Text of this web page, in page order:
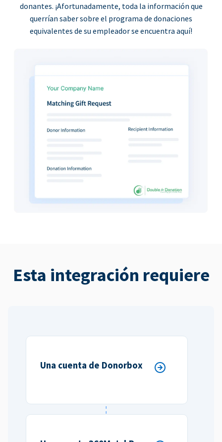
donantes. ¡Afortunadamente, toda la información que
querrían saber sobre el programa de donaciones
equivalentes de su empleador se encuentra aquí!
Esta integración requiere
Una cuenta de Donorbox